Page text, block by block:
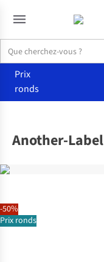
Prix
ronds
-50%
Prix ronds
Another-Label